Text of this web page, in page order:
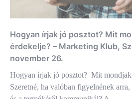
Hogyan írjak jó posztot? Mit
érdekelje? – Marketing Klub,
november 26.
Hogyan írjak jó posztot? Mit
Szeretné, ha valóban figyelnének